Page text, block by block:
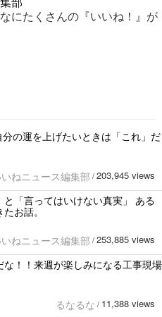
にたくさんの『いいね！』が
の運を上げたいときは「これ」だ
ねニュース編集部 / 203,945 views
と「言ってはいけない真実」 ある
お話。
ねニュース編集部 / 253,885 views
！！来週が楽しみになる工事現場
るなるな / 11,388 views